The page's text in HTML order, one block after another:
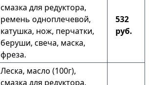
смазка для редуктора,
ремень одноплечевой,
катушка, нож, перчатки,
беруши, свеча, маска,
фреза.
532
руб.
Леска, масло (100г),
смазка для редуктора,